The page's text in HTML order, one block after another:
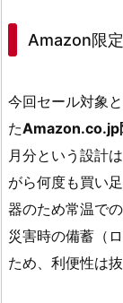
Amazon限
今回セール対象
たAmazon.co.jp
月分という設計
がら何度も買い
器のため常温で
災害時の備蓄（
ため、利便性は抜